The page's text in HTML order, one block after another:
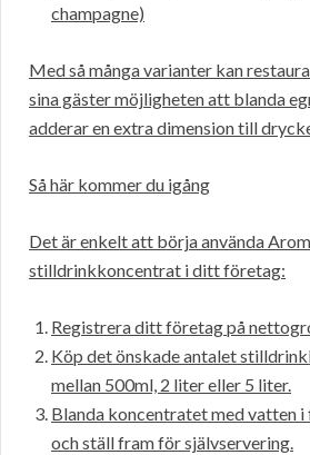
champagne)
Med så många varianter kan
sina gäster möjligheten att blanda
adderar en extra dimension till
Så här kommer du igång
Det är enkelt att börja använda
stilldrinkkoncentrat i ditt företag:
Registrera ditt företag på
Köp det önskade antalet
mellan 500ml, 2 liter eller 5 liter.
Blanda koncentratet med vatten
och ställ fram för självservering.